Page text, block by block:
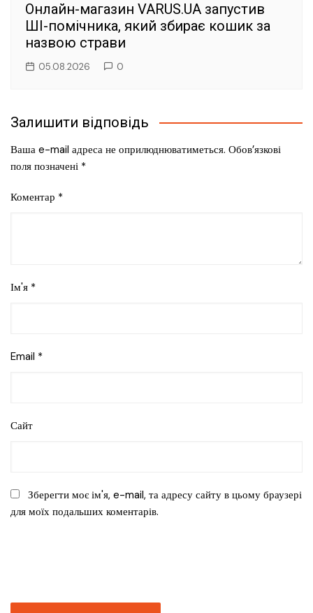
Онлайн-магазин VARUS.UA запустив
ШІ-помічника, який збирає кошик за
назвою страви
05.08.2026 0
Залишити відповідь
Ваша e-mail адреса не оприлюднюватиметься. Обов’язкові
поля позначені *
Коментар *
Ім'я *
Email *
Сайт
Зберегти моє ім'я, e-mail, та адресу сайту в цьому браузері
для моїх подальших коментарів.